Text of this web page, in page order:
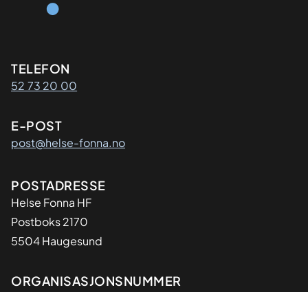
Kontaktinformasjon
TELEFON
52 73 20 00
E-POST
post@helse-fonna.no
Adresse
POSTADRESSE
​Helse Fonna HF
Postboks 2170
5504 Haugesund
Organisasjon
ORGANISASJONSNUMMER